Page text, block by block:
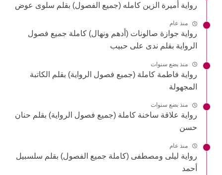
رواية أميرة الزين كامله (جميع الفصول) بقلم سلوى عوض
منذ عام
رواية جوازة صالونات (أدهم ونهال) كاملة جميع فصول
الرواية بقلم ندى على حبيب
منذ بضع سنوات
رواية فاطمة كاملة (جميع فصول الرواية) بقلم الكاتبة
المجهولة
منذ بضع سنوات
رواية علاقة ساخنة كاملة (جميع فصول الرواية) بقلم حنان
حسن
منذ عام
رواية ليلى ومصطفى (كاملة جميع الفصول) بقلم سلسبيل
أحمد